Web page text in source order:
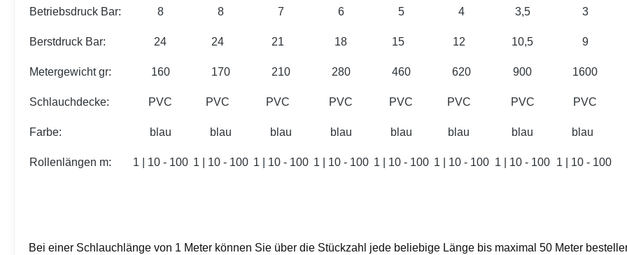
Betriebsdruck Bar: 8 8 7 6 5 4 3,5 3
Berstdruck Bar: 24 24 21 18 15 12 10,5 9
Metergewicht gr: 160 170 210 280 460 620 900 1600
Schlauchdecke: PVC PVC PVC PVC PVC PVC PVC PVC
Farbe: blau blau blau blau blau blau blau blau
Rollenlängen m: 1 | 10 - 100 1 | 10 - 100 1 | 10 - 100 1 | 10 - 100 1 | 10 - 100 1 | 10 - 100 1 | 10 - 100 1 | 10 - 100
Bei einer Schlauchlänge von 1 Meter können Sie über die Stückzahl jede beliebige Länge bis maximal 50 Meter